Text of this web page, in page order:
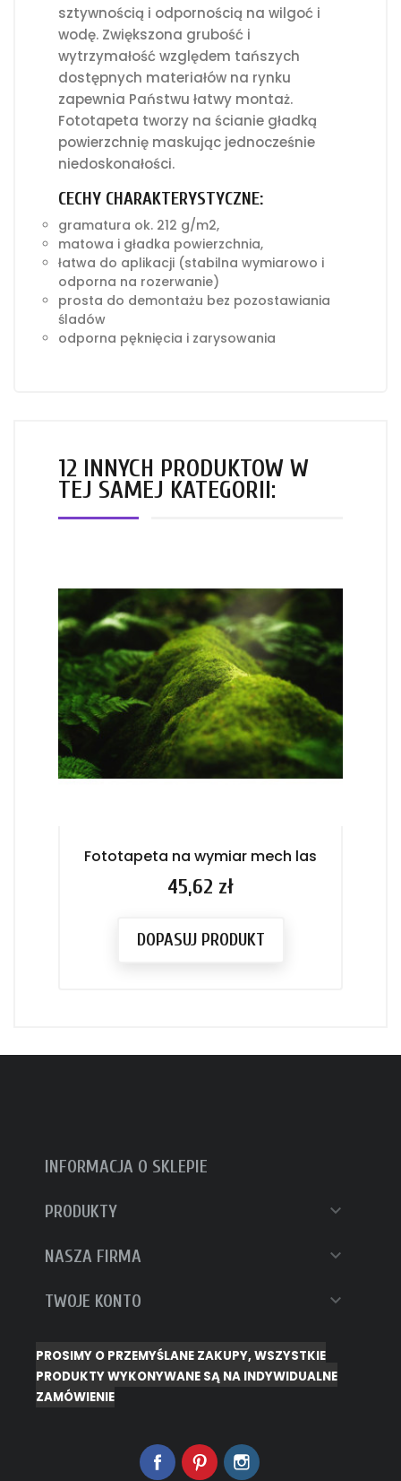
sztywnością i odpornością na wilgoć i
wodę. Zwiększona grubość i
wytrzymałość względem tańszych
dostępnych materiałów na rynku
zapewnia Państwu łatwy montaż.
Fototapeta tworzy na ścianie gładką
powierzchnię maskując jednocześnie
niedoskonałości.
CECHY CHARAKTERYSTYCZNE:
gramatura ok. 212 g/m2,
matowa i gładka powierzchnia,
łatwa do aplikacji (stabilna wymiarowo i
odporna na rozerwanie)
prosta do demontażu bez pozostawiania
śladów
odporna pęknięcia i zarysowania
12 INNYCH PRODUKTÓW W
TEJ SAMEJ KATEGORII:
Fototapeta na wymiar mech las
Cena
45,62 zł
DOPASUJ PRODUKT
INFORMACJA O SKLEPIE
PRODUKTY 
NASZA FIRMA 
TWOJE KONTO 
PROSIMY O PRZEMYŚLANE ZAKUPY, WSZYSTKIE
PRODUKTY WYKONYWANE SĄ NA INDYWIDUALNE
ZAMÓWIENIE
FacebookPinterest